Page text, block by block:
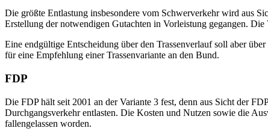
Die größte Entlastung insbesondere vom Schwerverkehr wird aus
Erstellung der notwendigen Gutachten in Vorleistung gegangen.
Eine endgültige Entscheidung über den Trassenverlauf soll aber
für eine Empfehlung einer Trassenvariante an den Bund.
FDP
Die FDP hält seit 2001 an der Variante 3 fest, denn aus Sicht der
Durchgangsverkehr entlasten. Die Kosten und Nutzen sowie die
fallengelassen worden.